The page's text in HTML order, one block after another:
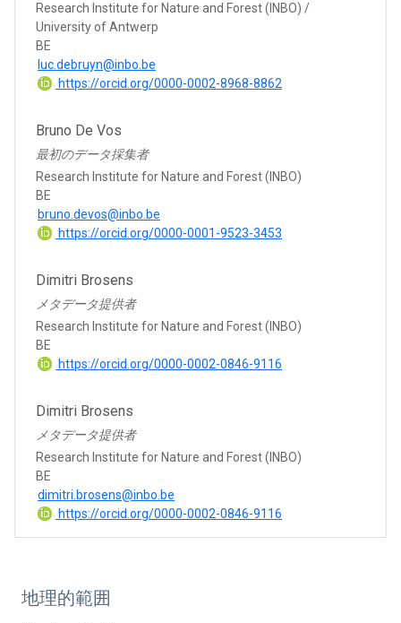
Research Institute for Nature and Forest (INBO) /
University of Antwerp
BE
luc.debruyn@inbo.be
https://orcid.org/0000-0002-8968-8862
Bruno De Vos
最初のデータ採集者
Research Institute for Nature and Forest (INBO)
BE
bruno.devos@inbo.be
https://orcid.org/0000-0001-9523-3453
Dimitri Brosens
メタデータ提供者
Research Institute for Nature and Forest (INBO)
BE
https://orcid.org/0000-0002-0846-9116
Dimitri Brosens
メタデータ提供者
Research Institute for Nature and Forest (INBO)
BE
dimitri.brosens@inbo.be
https://orcid.org/0000-0002-0846-9116
地理的範囲